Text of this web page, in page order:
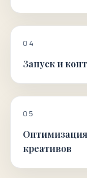
0 4
Запуск и
05
креативов